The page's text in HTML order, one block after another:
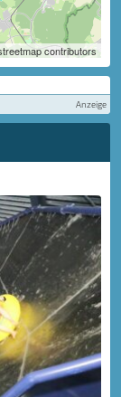
contributors
Anzeige